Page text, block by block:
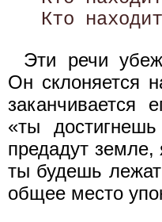
Эти речи
Он склоняется
заканчивается
«ты
предадут земле,
ты будешь
общее место